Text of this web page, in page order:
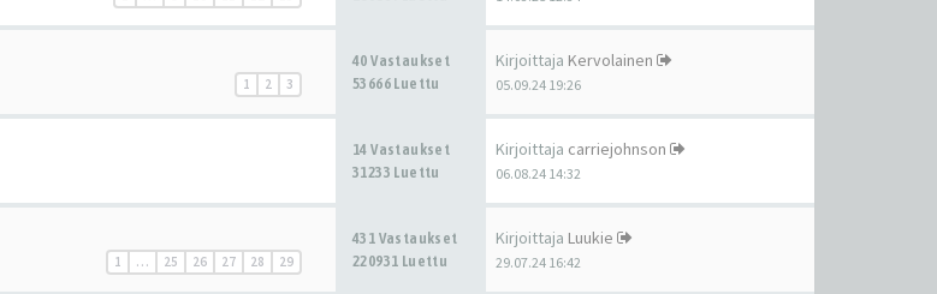
1 2 3
40 Vastaukset
53666 Luettu
Kirjoittaja Kervolainen
05.09.24 19:26
14 Vastaukset
31233 Luettu
Kirjoittaja carriejohnson
06.08.24 14:32
1 … 25 26 27 28 29
431 Vastaukset
220931 Luettu
Kirjoittaja Luukie
29.07.24 16:42